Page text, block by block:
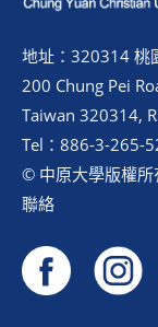
地址：320314 桃
200 Chung Pei
Taiwan 320314,
Tel：886-3-265-
© 中原大學版權所
聯絡